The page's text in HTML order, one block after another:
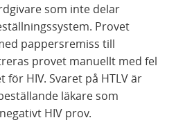
som inte delar
Provet
pappersremiss till
provet manuellt med fel
för HIV. Svaret på HTLV är
läkare som
HIV prov.